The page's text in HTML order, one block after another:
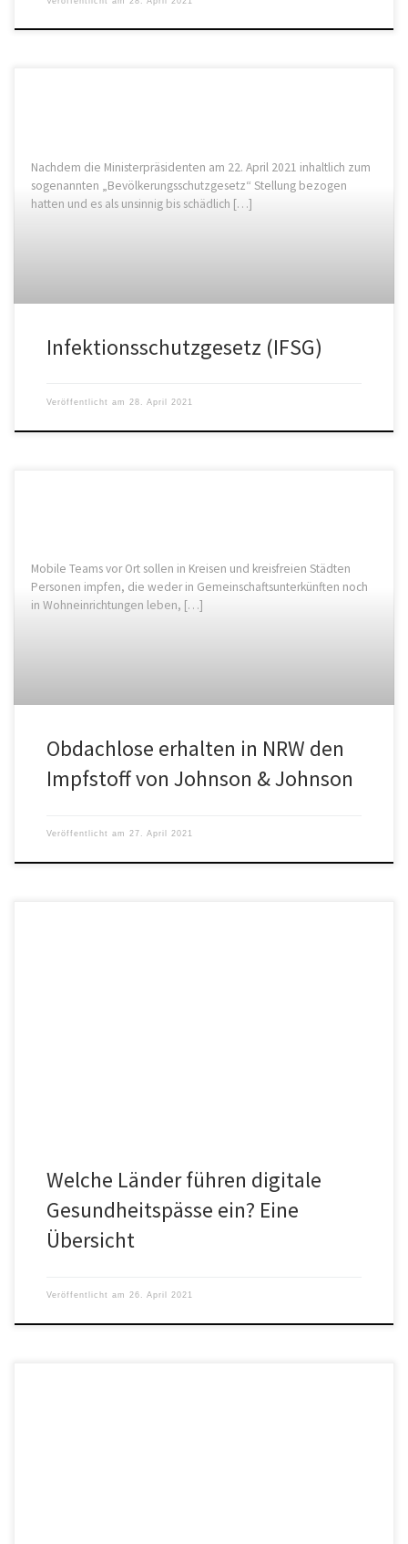
Nachdem die Ministerpräsidenten am 22. April 2021 inhaltlich zum
sogenannten „Bevölkerungsschutzgesetz“ Stellung bezogen
hatten und es als unsinnig bis schädlich […]
Infektionsschutzgesetz (IFSG)
Veröffentlicht am 28. April 2021
Mobile Teams vor Ort sollen in Kreisen und kreisfreien Städten
Personen impfen, die weder in Gemeinschaftsunterkünften noch
in Wohneinrichtungen leben, […]
Obdachlose erhalten in NRW den
Impfstoff von Johnson & Johnson
Veröffentlicht am 27. April 2021
Welche Länder führen digitale
Gesundheitspässe ein? Eine
Übersicht
Veröffentlicht am 26. April 2021